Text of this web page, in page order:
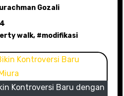
Gozali
walk, #modifikasi
Kontroversi Baru dengan